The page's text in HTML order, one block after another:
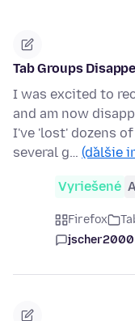
Tab Groups
I was excited to
and am now
I've 'lost' dozens
several g… (ďalšie
Vyriešené
Firefox
jscher2000